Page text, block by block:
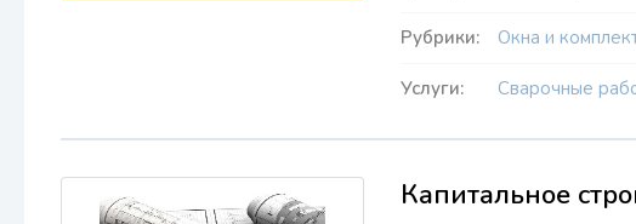
Рубрики: Окна и
Услуги: Сварочные
Капитальное